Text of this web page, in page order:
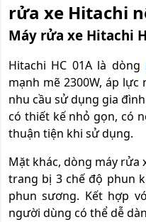
rửa xe Hitachi
Máy rửa xe Hitachi
Hitachi HC 01A là dòng
mạnh mẽ 2300W, áp
nhu cầu sử dụng gia
có thiết kế nhỏ gọn, có
thuận tiện khi sử dụng.
Mặt khác, dòng máy rửa
trang bị 3 chế độ phun
phun sương. Kết hợp
người dùng có thể dễ